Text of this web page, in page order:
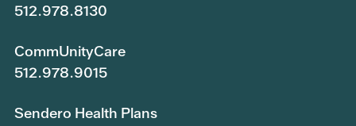
512.978.8130
CommUnityCare
512.978.9015
Sendero Health Plans